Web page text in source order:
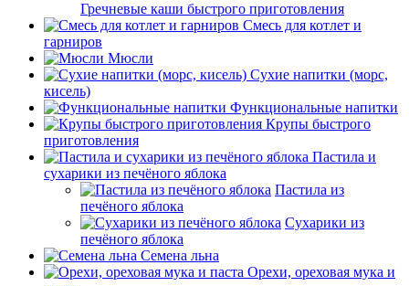
Гречневые каши быстрого приготовления
Смесь для котлет и
гарниров
Мюсли
Сухие напитки (морс,
кисель)
Функциональные напитки
Крупы быстрого
приготовления
Пастила и
сухарики из печёного яблока
Пастила из
печёного яблока
Сухарики из
печёного яблока
Семена льна
Орехи, ореховая мука и